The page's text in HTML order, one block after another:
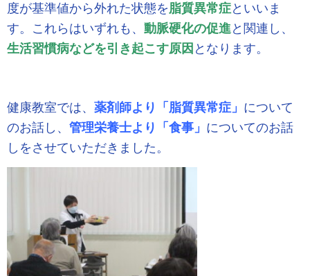
度が基準値から外れた状態を 脂質異常症といいま
す。これらはいずれも、 動脈硬化の促進 と関連し、
生活習慣病などを引き起こす原因 となります。
健康教室では、 薬剤師より「脂質異常症」 について
のお話し、 管理栄養士より「食事」 についてのお話
しをさせていただきました。